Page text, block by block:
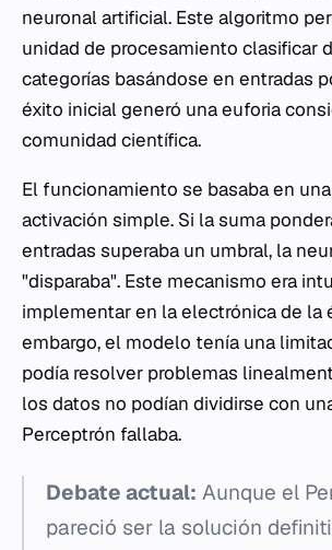
neuronal artificial. Este algoritmo
unidad de procesamiento clasificar
categorías basándose en entradas
éxito inicial generó una euforia
comunidad científica.
El funcionamiento se basaba en
activación simple. Si la suma
entradas superaba un umbral, la
"disparaba". Este mecanismo era
implementar en la electrónica de la
embargo, el modelo tenía una
podía resolver problemas
los datos no podían dividirse con
Perceptrón fallaba.
Debate actual: Aunque el
pareció ser la solución